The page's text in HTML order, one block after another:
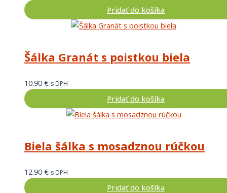
Pridať do košíka
Šálka Granát s poistkou biela
10.90 € s DPH
Pridať do košíka
Biela šálka s mosadznou rúčkou
12.90 € s DPH
Pridať do košíka